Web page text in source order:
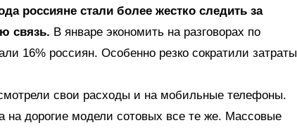
россияне стали более жестко следить за
связь. В январе экономить на разговорах по
16% россиян. Особенно резко сократили затраты
свои расходы и на мобильные телефоны.
на дорогие модели сотовых все те же. Массовые